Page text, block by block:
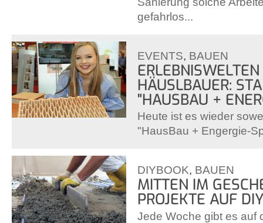
gefahrlos...
EVENTS, BAUEN
HÄUSLBAUER:
"HAUSBAU +
Heute ist es wieder
"HausBau + Engergie-
DIYBOOK, BAUEN
MITTEN IM
PROJEKTE AUF
Jede Woche gibt es auf